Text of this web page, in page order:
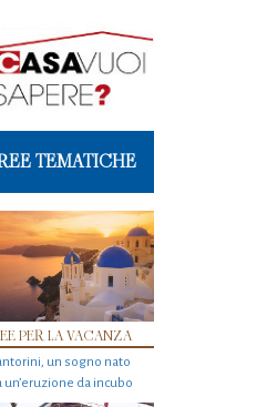
TEMATICHE
PER LA VACANZA
un sogno nato
un’eruzione da incubo